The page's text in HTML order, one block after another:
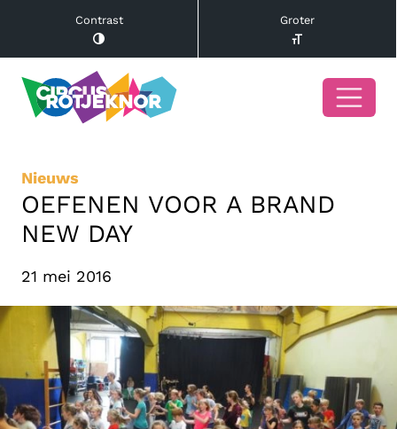
Contrast Groter
Nieuws
OEFENEN VOOR A BRAND
NEW DAY
21 mei 2016